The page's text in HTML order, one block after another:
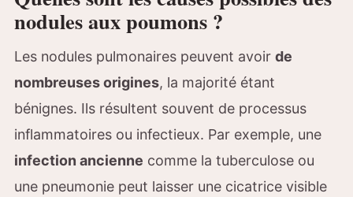
nodules aux poumons ?
Les nodules pulmonaires peuvent avoir de
nombreuses origines, la majorité étant
bénignes. Ils résultent souvent de processus
inflammatoires ou infectieux. Par exemple, une
infection ancienne comme la tuberculose ou
une pneumonie peut laisser une cicatrice visible